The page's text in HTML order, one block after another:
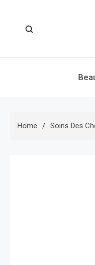
Home Soins Des